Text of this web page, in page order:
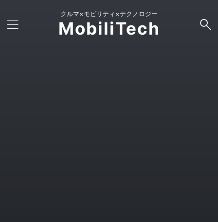
クルマ×モビリティ×テクノロジー
MobiliTech